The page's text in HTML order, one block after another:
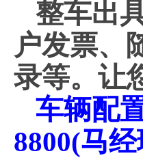
整车出
户发票、
录等。让
车辆配
8800(马